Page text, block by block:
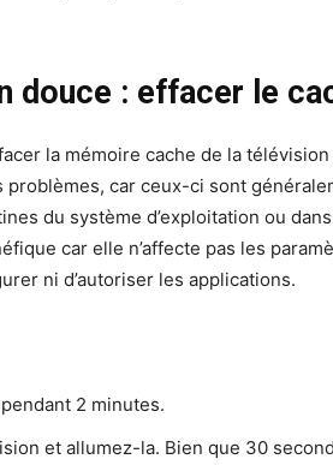
douce : effacer le
la mémoire cache de la
car ceux-ci sont
du système d’exploitation ou
car elle n’affecte pas les
ni d’autoriser les applications.
2 minutes.
et allumez-la. Bien que 30